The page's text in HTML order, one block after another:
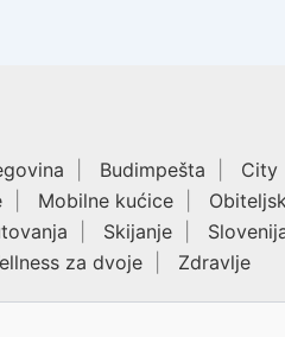
Budimpešta
City
Mobilne kućice
Skijanje
za dvoje Zdravlje